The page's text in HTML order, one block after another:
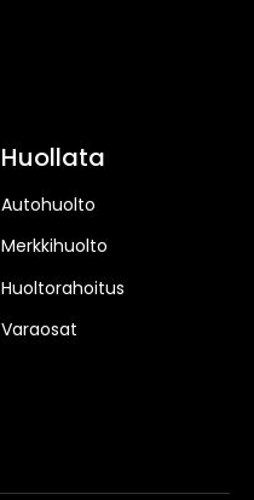
Huollata
Autohuolto
Merkkihuolto
Huoltorahoitus
Varaosat